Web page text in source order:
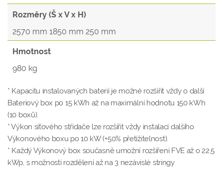
Rozměry (Š x V x H)
2570 mm 1850 mm 250 mm
Hmotnost
980 kg
* Kapacitu instalovaných baterií je možné rozšířit vždy o další
Bateriový box po 15 kWh až na maximální hodnotu 150 kWh
(10 boxů).
* Výkon síťového střídače lze rozšířit vždy instalací dalšího
Výkonového boxu po 10 kW (+50% přetížitelnost).
* Každý Výkonový box současně umožní rozšíření FVE až o 22,5
kWp, s možností rozdělení až na 3 nezávislé stringy